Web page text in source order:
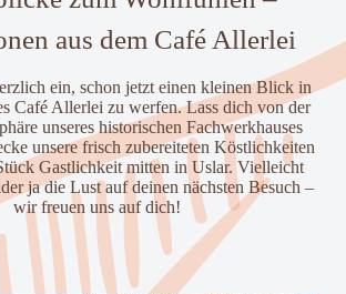
aus dem Café Allerlei
ein, schon jetzt einen kleinen Blick in
Café Allerlei zu werfen. Lass dich von der
unseres historischen Fachwerkhauses
unsere frisch zubereiteten Köstlichkeiten
Gastlichkeit mitten in Uslar. Vielleicht
ja die Lust auf deinen nächsten Besuch –
wir freuen uns auf dich!